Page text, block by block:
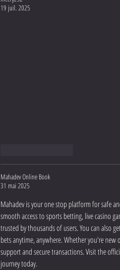
19 juil. 2025
Mahadev Online Book
31 mai 2025
Mahadev is your one stop platform for safe
smooth access to sports betting, live casino
trusted by thousands of users. You can also
bets anytime, anywhere. Whether you're
support and secure transactions. Visit the
journey today.